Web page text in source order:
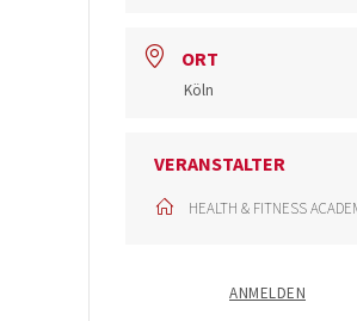
ORT
Köln
VERANSTALTER
HEALTH & FITNESS
ANMELDEN